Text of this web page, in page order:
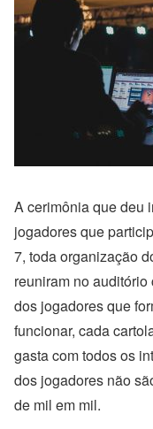
A cerimônia que deu
jogadores que
7, toda organização
reuniram no
dos jogadores que
funcionar, cada
gasta com todos os
dos jogadores não
de mil em mil.